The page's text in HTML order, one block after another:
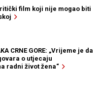
film koji nije mogao biti
CRNE GORE: „Vrijeme je da
o utjecaju
radni život žena“